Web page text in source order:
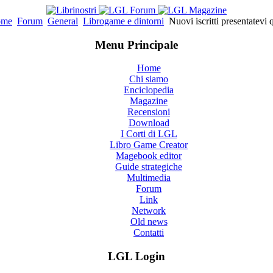
Forum General Librogame e dintorni Nuovi iscritti presentatevi
Menu Principale
Home
Chi siamo
Enciclopedia
Magazine
Recensioni
Download
I Corti di LGL
Libro Game Creator
Magebook editor
Guide strategiche
Multimedia
Forum
Link
Network
Old news
Contatti
LGL Login